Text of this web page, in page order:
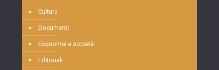
Cultura
Documenti
Economia e società
Editoriali